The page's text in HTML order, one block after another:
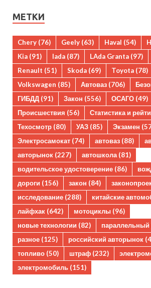
МЕТКИ
Chery (76) Geely (63) Haval (54)
Kia (91) lada (87) LAda Granta (97)
Renault (51) Skoda (69) Toyota (78)
Volkswagen (85) Автоваз (706)
ГИБДД (91) Закон (556) ОСАГО (49)
Происшествия (56) Статистика и
Техосмотр (80) УАЗ (85) Экзамен
Электросамокат (74) автоваз (88)
авторынок (227) автошкола (81)
водительское удостоверение (86)
дороги (156) закон (84)
исследование (288) китайские
лайфхак (642) мотоциклы (96)
новые технологии (82)
разное (125) российский авторынок
топливо (50) штраф (232)
электромобиль (151)